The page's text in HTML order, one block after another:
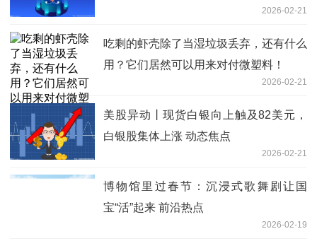
2026-02-21
吃剩的虾壳除了当湿垃圾丢弃，还有什么
用？它们居然可以用来对付微塑料！
2026-02-21
美股异动丨现货白银向上触及82美元，
白银股集体上涨 动态焦点
2026-02-21
博物馆里过春节：沉浸式歌舞剧让国
宝“活”起来 前沿热点
2026-02-19